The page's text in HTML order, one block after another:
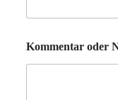
Kommentar oder